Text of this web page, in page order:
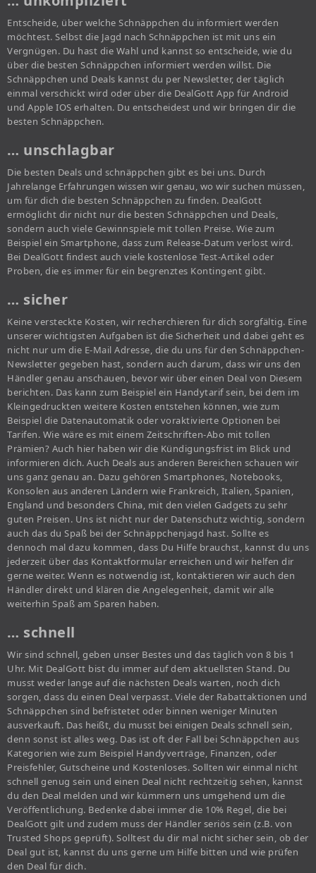
Entscheide, über welche Schnäppchen du informiert werden
möchtest. Selbst die Jagd nach Schnäppchen ist mit uns ein
Vergnügen. Du hast die Wahl und kannst so entscheide, wie du
über die besten Schnäppchen informiert werden willst. Die
Schnäppchen und Deals kannst du per Newsletter, der täglich
einmal verschickt wird oder über die DealGott App für Android
und Apple IOS erhalten. Du entscheidest und wir bringen dir die
besten Schnäppchen.
… unschlagbar
Die besten Deals und schnäppchen gibt es bei uns. Durch
Jahrelange Erfahrungen wissen wir genau, wo wir suchen müssen,
um für dich die besten Schnäppchen zu finden. DealGott
ermöglicht dir nicht nur die besten Schnäppchen und Deals,
sondern auch viele Gewinnspiele mit tollen Preise. Wie zum
Beispiel ein Smartphone, dass zum Release-Datum verlost wird.
Bei DealGott findest auch viele kostenlose Test-Artikel oder
Proben, die es immer für ein begrenztes Kontingent gibt.
… sicher
Keine versteckte Kosten, wir recherchieren für dich sorgfältig. Eine
unserer wichtigsten Aufgaben ist die Sicherheit und dabei geht es
nicht nur um die E-Mail Adresse, die du uns für den Schnäppchen-
Newsletter gegeben hast, sondern auch darum, dass wir uns den
Händler genau anschauen, bevor wir über einen Deal von Diesem
berichten. Das kann zum Beispiel ein Handytarif sein, bei dem im
Kleingedruckten weitere Kosten entstehen können, wie zum
Beispiel die Datenautomatik oder voraktivierte Optionen bei
Tarifen. Wie wäre es mit einem Zeitschriften-Abo mit tollen
Prämien? Auch hier haben wir die Kündigungsfrist im Blick und
informieren dich. Auch Deals aus anderen Bereichen schauen wir
uns ganz genau an. Dazu gehören Smartphones, Notebooks,
Konsolen aus anderen Ländern wie Frankreich, Italien, Spanien,
England und besonders China, mit den vielen Gadgets zu sehr
guten Preisen. Uns ist nicht nur der Datenschutz wichtig, sondern
auch das du Spaß bei der Schnäppchenjagd hast. Sollte es
dennoch mal dazu kommen, dass Du Hilfe brauchst, kannst du uns
jederzeit über das Kontaktformular erreichen und wir helfen dir
gerne weiter. Wenn es notwendig ist, kontaktieren wir auch den
Händler direkt und klären die Angelegenheit, damit wir alle
weiterhin Spaß am Sparen haben.
… schnell
Wir sind schnell, geben unser Bestes und das täglich von 8 bis 1
Uhr. Mit DealGott bist du immer auf dem aktuellsten Stand. Du
musst weder lange auf die nächsten Deals warten, noch dich
sorgen, dass du einen Deal verpasst. Viele der Rabattaktionen und
Schnäppchen sind befristetet oder binnen weniger Minuten
ausverkauft. Das heißt, du musst bei einigen Deals schnell sein,
denn sonst ist alles weg. Das ist oft der Fall bei Schnäppchen aus
Kategorien wie zum Beispiel Handyverträge, Finanzen, oder
Preisfehler, Gutscheine und Kostenloses. Sollten wir einmal nicht
schnell genug sein und einen Deal nicht rechtzeitig sehen, kannst
du den Deal melden und wir kümmern uns umgehend um die
Veröffentlichung. Bedenke dabei immer die 10% Regel, die bei
DealGott gilt und zudem muss der Händler seriös sein (z.B. von
Trusted Shops geprüft). Solltest du dir mal nicht sicher sein, ob der
Deal gut ist, kannst du uns gerne um Hilfe bitten und wie prüfen
den Deal für dich.